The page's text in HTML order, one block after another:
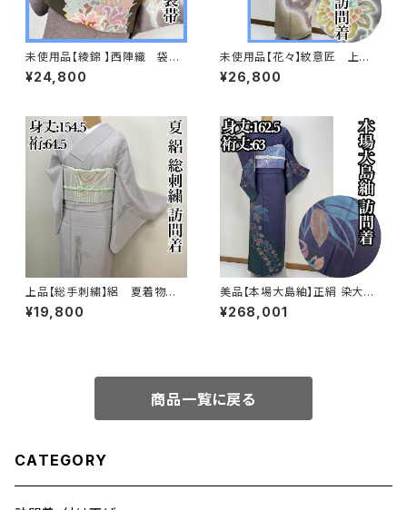
未使用品【綾錦 】西陣織 袋
帯 正絹 s667
¥24,800
未使用品【花々】紋意匠 上
品 訪問着 正絹 袷s666
¥26,800
上品【総手刺繍】絽 夏着物
訪問着 正絹 s231
¥19,800
美品【本場大島紬】正絹 染大島
紬 訪問着s776
¥268,001
商品一覧に戻る
CATEGORY